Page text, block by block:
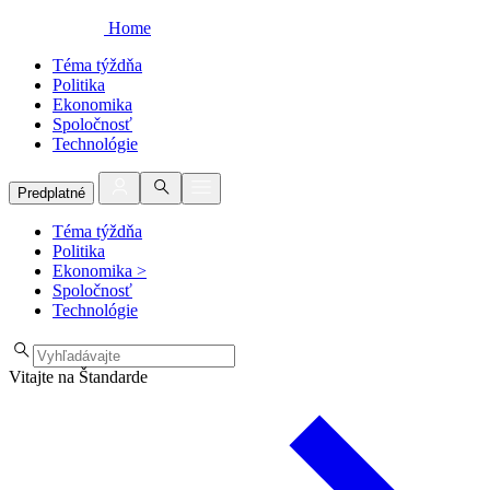
Home
Téma týždňa
Politika
Ekonomika
Spoločnosť
Technológie
Predplatné
Téma týždňa
Politika
Ekonomika >
Spoločnosť
Technológie
Vitajte na Štandarde